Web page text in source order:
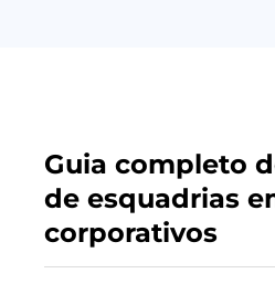
Guia completo
de esquadrias
corporativos